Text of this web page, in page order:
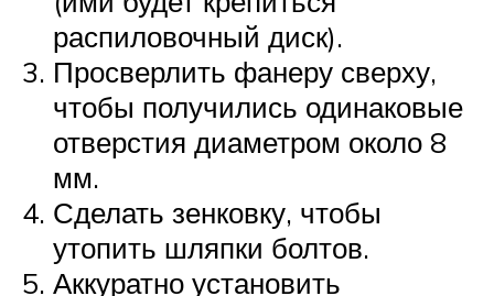
распиловочный диск).
Просверлить фанеру сверху,
чтобы получились одинаковые
отверстия диаметром около 8
мм.
Сделать зенковку, чтобы
утопить шляпки болтов.
Аккуратно установить